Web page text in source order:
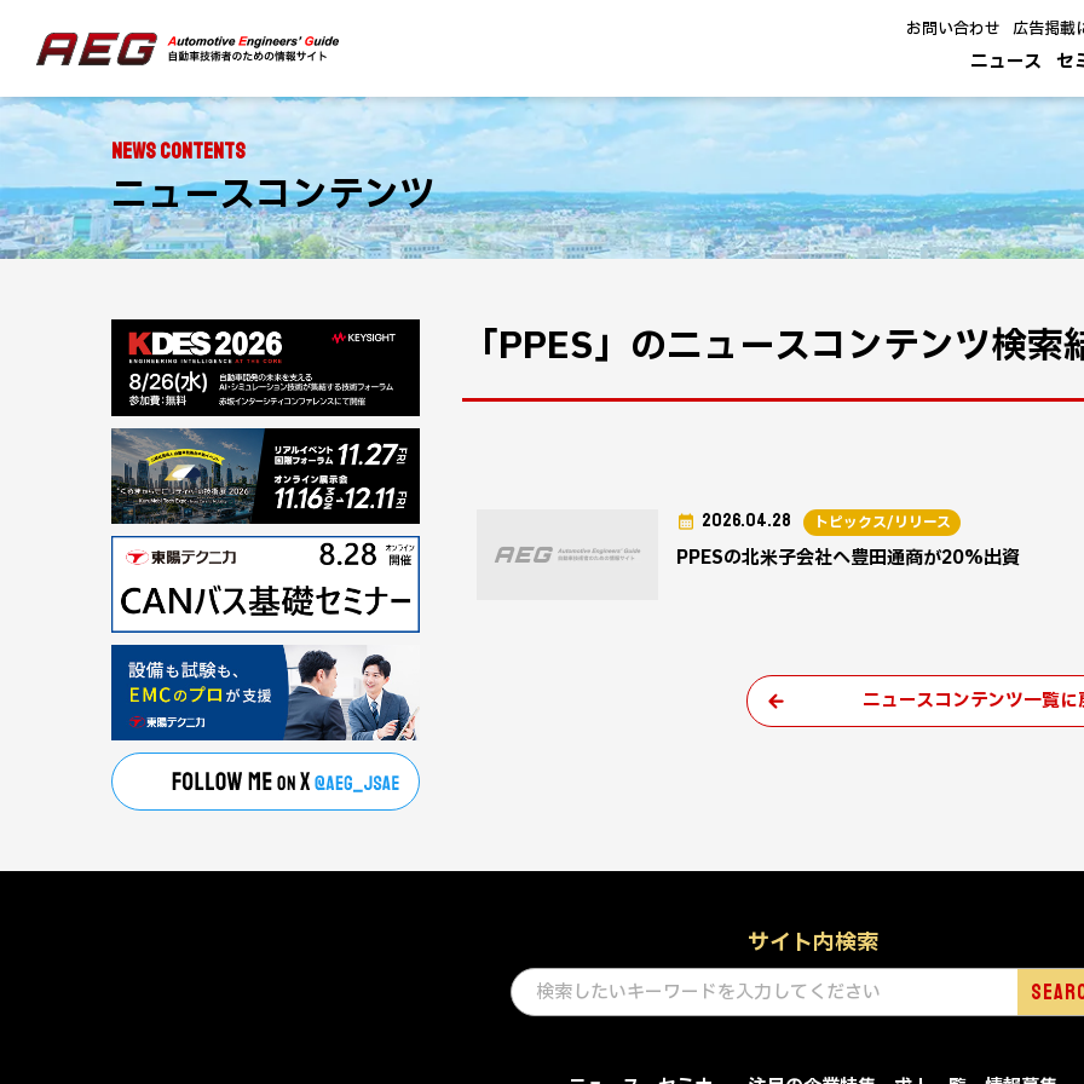
ニュース セ
お問い合わせ 広告掲載
NEWS CONTENTS
ニュースコンテンツ
「PPES」のニュースコンテンツ検索
PPESの北米子会社へ豊田通商が20%出資
2026.04.28 トピックス/リリース
ニュースコンテンツ一覧に
サイト内検索